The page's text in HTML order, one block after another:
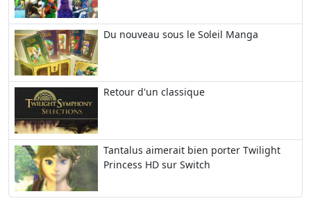
Du nouveau sous le Soleil Manga
Retour d'un classique
Tantalus aimerait bien porter Twilight
Princess HD sur Switch